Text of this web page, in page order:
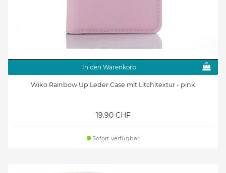
In den Warenkorb
Wiko Rainbow Up Leder Case mit Litchitextur - pink
19.90 CHF
Sofort verfügbar